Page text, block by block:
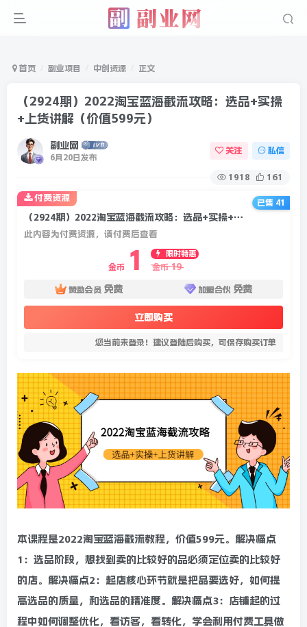
首页 副业项目 中创资源 正文
（2924期）2022淘宝蓝海截流攻略：选品+实操
+上货讲解（价值599元）
副业网
6月20日发布
关注 私信
1918 161
（2924期）2022淘宝蓝海截流攻略：选品+实操+上货讲解（价值599元）
此内容为付费资源，请付费后查看
金币 1
限时特惠
金币 19
赞助会员 免费 加盟合伙 免费
立即购买
您当前未登录！建议登陆后购买，可保存购买订单
付费资源
已售 41
本课程是2022淘宝蓝海截流教程，价值599元。解决痛点
1：选品阶段，想找到卖的比较好的品必须定位卖的比较好
的店。解决痛点2：起店核心环节就是把品要选好，如何提
高选品的质量，和选品的精准度。解决痛点3：店铺起的过
程中如何调整优化，看访客，看转化，学会利用付费工具做